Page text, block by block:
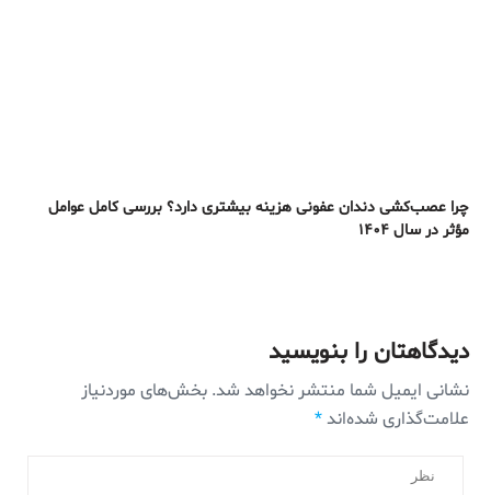
چرا عصب‌کشی دندان عفونی هزینه بیشتری دارد؟ بررسی کامل عوامل
مؤثر در سال ۱۴۰۴
دیدگاهتان را بنویسید
نشانی ایمیل شما منتشر نخواهد شد. بخش‌های موردنیاز
علامت‌گذاری شده‌اند*